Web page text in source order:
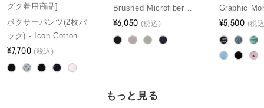
グク着用商品]
ボクサーパンツ(2枚パ
ック) - Icon Cotton
Stretch トランクス
¥7,700 (税込)
Brushed Microfiber
Stretch ローライズトラ
ンクス
¥6,050 (税込)
Graphic
ーライズト
¥5,500 (税
もっと見る